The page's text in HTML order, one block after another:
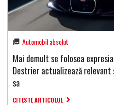
Automobil absolut
Mai demult se folosea
Destrier actualizează
sa
CITESTE ARTICOLUL